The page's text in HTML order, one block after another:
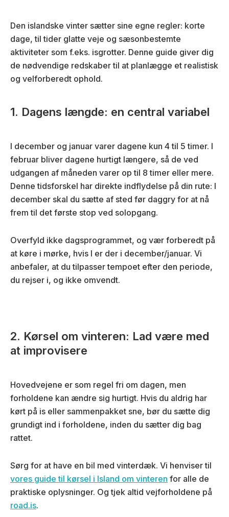
Den islandske vinter sætter sine egne regler: korte
dage, til tider glatte veje og sæsonbestemte
aktiviteter som f.eks. isgrotter. Denne guide giver dig
de nødvendige redskaber til at planlægge et realistisk
og velforberedt ophold.
1. Dagens længde: en central variabel
I december og januar varer dagene kun 4 til 5 timer. I
februar bliver dagene hurtigt længere, så de ved
udgangen af måneden varer op til 8 timer eller mere.
Denne tidsforskel har direkte indflydelse på din rute: I
december skal du sætte af sted før daggry for at nå
frem til det første stop ved solopgang.
Overfyld ikke dagsprogrammet, og vær forberedt på
at køre i mørke, hvis I er der i december/januar. Vi
anbefaler, at du tilpasser tempoet efter den periode,
du rejser i, og ikke omvendt.
2. Kørsel om vinteren: Lad være med
at improvisere
Hovedvejene er som regel fri om dagen, men
forholdene kan ændre sig hurtigt. Hvis du aldrig har
kørt på is eller sammenpakket sne, bør du sætte dig
grundigt ind i forholdene, inden du sætter dig bag
rattet.
Sørg for at have en bil med vinterdæk. Vi henviser til
vores guide til kørsel i Island om vinteren for alle de
praktiske oplysninger. Og tjek altid vejforholdene på
road.is.